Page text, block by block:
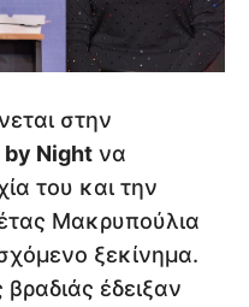
στην
by Night να
του και την
Μακρυπούλια
ξεκίνημα.
έδειξαν